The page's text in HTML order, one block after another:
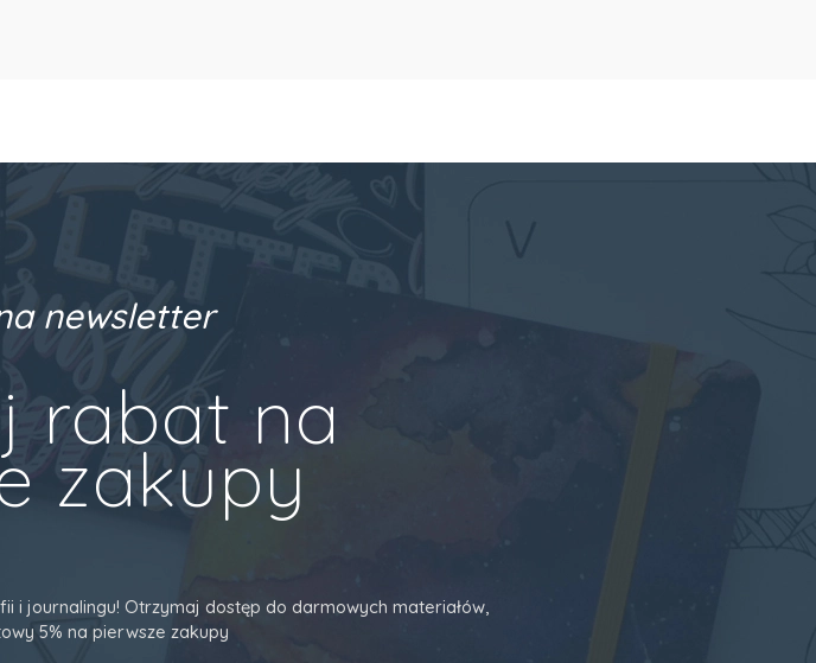
newsletter
rabat na
zakupy
i journalingu! Otrzymaj dostęp do darmowych materiałów,
5% na pierwsze zakupy